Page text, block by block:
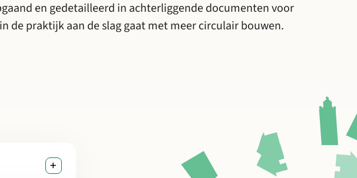
en gedetailleerd in achterliggende documenten voor
de praktijk aan de slag gaat met meer circulair bouwen.